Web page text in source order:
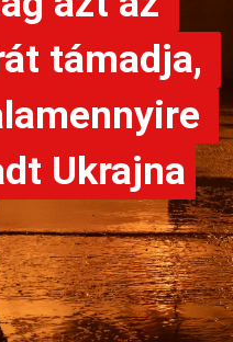
támadja,
Ukrajna
támadja,
Ukrajna